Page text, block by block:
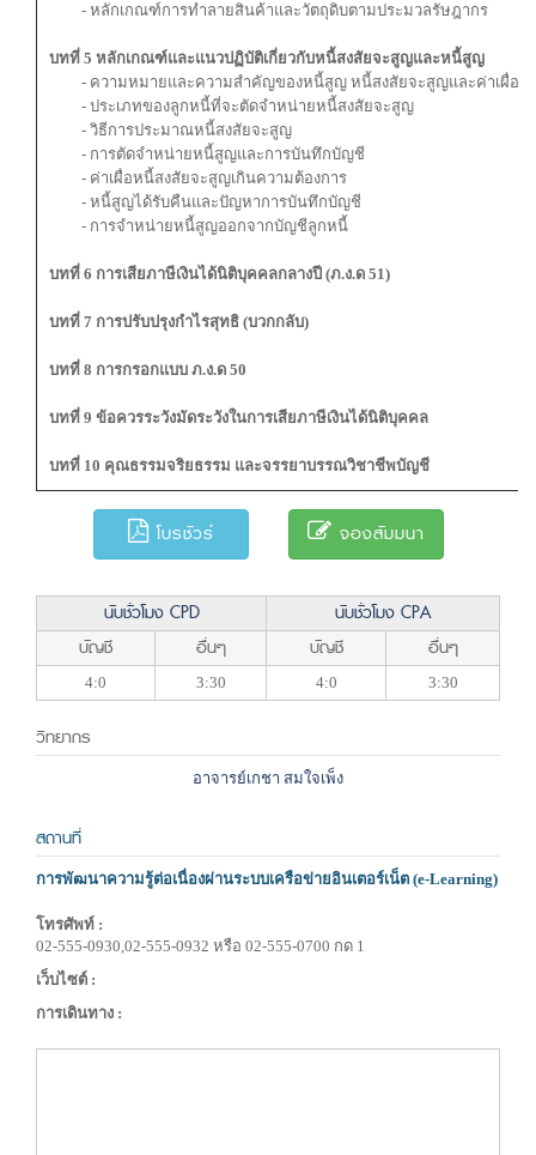
- หลักเกณฑ์การทำลายสินค้าและวัตถุดิบตามประมวลรัษฎากร
บทที่ 5 หลักเกณฑ์และแนวปฏิบัติเกี่ยวกับหนี้สงสัยจะสูญและหนี้สูญ
- ความหมายและความสำคัญของหนี้สูญ หนี้สงสัยจะสูญและค่าเผื่อห
- ประเภทของลูกหนี้ที่จะตัดจำหน่ายหนี้สงสัยจะสูญ
- วิธีการประมาณหนี้สงสัยจะสูญ
- การตัดจำหน่ายหนี้สูญและการบันทึกบัญชี
- ค่าเผื่อหนี้สงสัยจะสูญเกินความต้องการ
- หนี้สูญได้รับคืนและปัญหาการบันทึกบัญชี
- การจำหน่ายหนี้สูญออกจากบัญชีลูกหนี้
บทที่ 6 การเสียภาษีเงินได้นิติบุคคลกลางปี (ภ.ง.ด 51)
บทที่ 7 การปรับปรุงกำไรสุทธิ (บวกกลับ)
บทที่ 8 การกรอกแบบ ภ.ง.ด 50
บทที่ 9 ข้อควรระวังมัดระวังในการเสียภาษีเงินได้นิติบุคคล
บทที่ 10 คุณธรรมจริยธรรม และจรรยาบรรณวิชาชีพบัญชี
โบรชัวร์ จองสัมมนา
นับชั่วโมง CPD
นับชั่วโมง CPA
บัญชี
อื่นๆ บัญชี อื่นๆ
4:0 3:30 4:0 3:30
วิทยากร
อาจารย์เกชา สมใจเพ็ง
สถานที่
การพัฒนาความรู้ต่อเนื่องผ่านระบบเครือข่ายอินเตอร์เน็ต (e-Learning)
โทรศัพท์ :
02-555-0930,02-555-0932 หรือ 02-555-0700 กด 1
เว็บไซต์ :
การเดินทาง :